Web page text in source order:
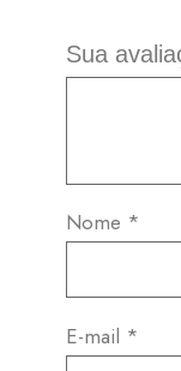
Sua
Nome *
E-mail *